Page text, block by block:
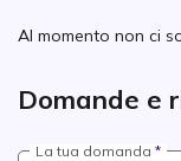
Al momento non ci
Domande e
La tua domanda